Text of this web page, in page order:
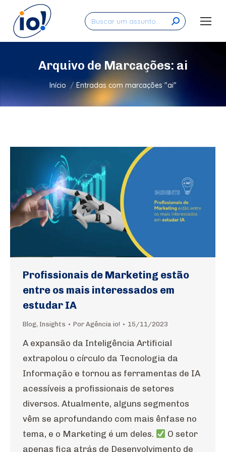
Search:
Arquivo de Marcações: ai
Você está aqui:
Início Entradas com marcações "ai"
Profissionais de Marketing estão
entre os mais interessados em
estudar IA
Blog, Insights Por Agência io! 15/11/2023
A expansão da Inteligência Artificial
extrapolou o círculo da Tecnologia da
Informação e tornou as ferramentas de IA
acessíveis a profissionais de setores
diversos. Atualmente, alguns segmentos
vêm se aprofundando com mais ênfase no
tema, e o Marketing é um deles.
O setor
apenas fica atrás de Desenvolvimento de